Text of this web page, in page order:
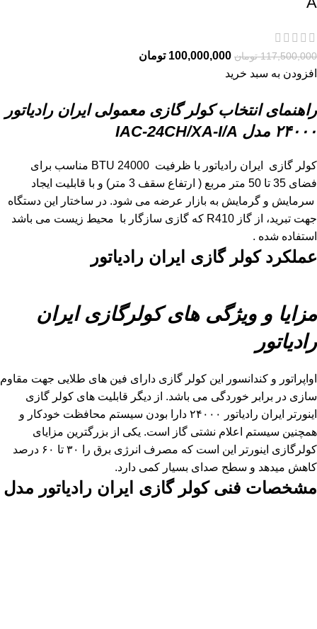
117,500,000 تومان 100,000,000 تومان
افزودن به سبد خرید
راهنمای انتخاب کولر گازی معمولی ایران رادیاتور
۲۴۰۰۰ مدل IAC-24CH/XA-I/A
کولر گازی ایران رادیاتور با ظرفیت 24000 BTU مناسب برای
فضای 35 تا 50 متر مربع ( ارتفاع سقف 3 متر) و با قابلیت ایجاد
سرمایش و گرمایش به بازار عرضه می شود. در ساختار این دستگاه
جهت تبرید، از گاز R410 که گازی سازگار با محیط زیست می باشد
استفاده شده .
عملکرد کولر گازی ایران رادیاتور
مزایا و ویژگی های کولرگازی ایران
رادیاتور
اواپراتور و کندانسور این کولر گازی دارای فین های طلایی جهت مقاوم
سازی در برابر خوردگی می باشد. از دیگر قابلیت های کولر گازی
اینورتر ایران رادیاتور ۲۴۰۰۰ دارا بودن سیستم محافظت خودکار و
همچنین سیستم اعلام نشتی گاز است. یکی از بزرگترین مزایای
کولرگازی اینورتر این است که مصرف انرژی برق را ۳۰ تا ۶۰ درصد
کاهش میدهد و سطح صدای بسیار کمی دارد.
مشخصات فنی کولر گازی ایران رادیاتور مدل